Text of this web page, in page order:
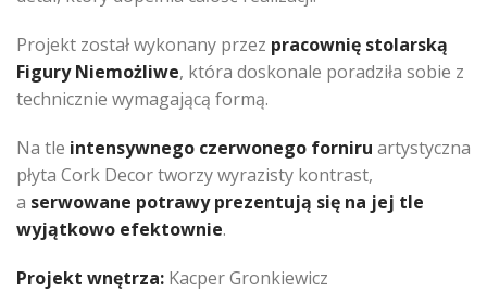
Projekt został wykonany przez pracownię stolarską
Figury Niemożliwe, która doskonale poradziła sobie z
technicznie wymagającą formą.
Na tle intensywnego czerwonego forniru artystyczna
płyta Cork Decor tworzy wyrazisty kontrast,
a serwowane potrawy prezentują się na jej tle
wyjątkowo efektownie.
Projekt wnętrza: Kacper Gronkiewicz